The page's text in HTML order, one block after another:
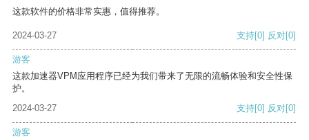
这款软件的价格非常实惠，值得推荐。
2024-03-27 支持[0] 反对[0]
游客
这款加速器VPM应用程序已经为我们带来了无限的流畅体验和安全性保
护。
2024-03-27
支持[0] 反对[0]
游客